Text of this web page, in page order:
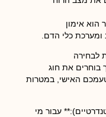
הוא אימון
ומערכת כלי הדם.
לבחירה
בוחרים את חוג
האישי, במטרות
עבור מי